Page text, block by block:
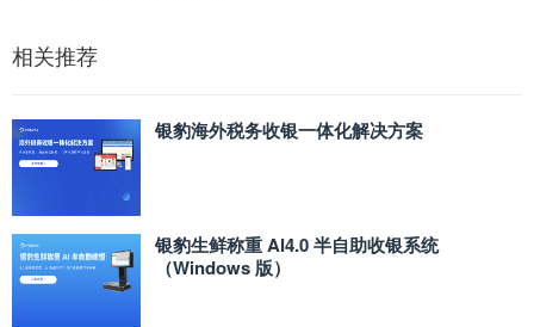
相关推荐
银豹海外税务收银一体化解决方案
银豹生鲜称重 AI4.0 半自助收银系统
（Windows 版）